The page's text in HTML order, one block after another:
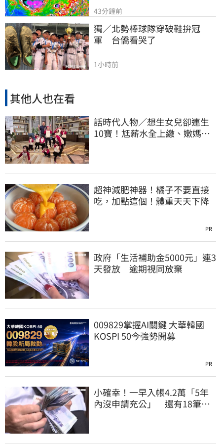
43分鐘前
獨／北勢棒球隊穿破鞋拚冠
軍　台僑看哭了
1小時前
其他人也在看
話時代人物／想生女兒卻連生
10寶！尪薪水全上繳、嫩媽吐
超神減肥神器！橘子不要直接
吃，加點這個！體重天天下降
PR
政府「生活補助金5000元」連3
天發放 逾期視同放棄
009829掌握AI關鍵 大華韓國
KOSPI 50今強勢開募
PR
小確幸！一早入帳4.2萬「5年
內沒申請充公」 還有18筆錢